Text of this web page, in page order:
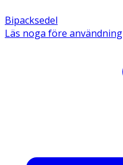
Bipacksedel
Läs noga före användning